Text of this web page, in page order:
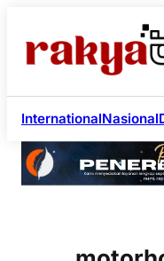
InternationalNasional